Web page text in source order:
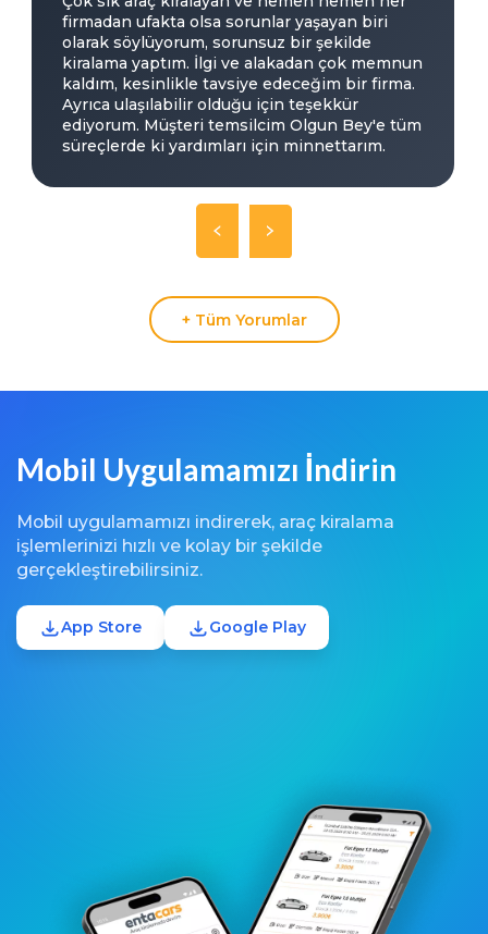
firmadan ufakta olsa sorunlar yaşayan biri
olarak söylüyorum, sorunsuz bir şekilde
kiralama yaptım. İlgi ve alakadan çok memnun
kaldım, kesinlikle tavsiye edeceğim bir firma.
Ayrıca ulaşılabilir olduğu için teşekkür
ediyorum. Müşteri temsilcim Olgun Bey'e tüm
süreçlerde ki yardımları için minnettarım.
+ Tüm Yorumlar
Mobil Uygulamamızı İndirin
Mobil uygulamamızı indirerek, araç kiralama
işlemlerinizi hızlı ve kolay bir şekilde
gerçekleştirebilirsiniz.
App Store Google Play